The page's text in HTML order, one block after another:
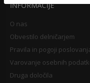
INFORMACIJE
O nas
Obvestilo delničarjem
Pravila in pogoji
Varovanje osebnih
Druga določila